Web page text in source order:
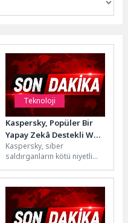
Teknoloji
Kaspersky, Popüler Bir
Yapay Zekâ Destekli Web
Geliştirme Platformunu
Hedef Alan Yeni Bir
Kurumsal Kimlik Avı
Kaspersky, siber
saldırganların kötü niyetli
hizmeti daha suistimal
etmeye başladığını tespit...